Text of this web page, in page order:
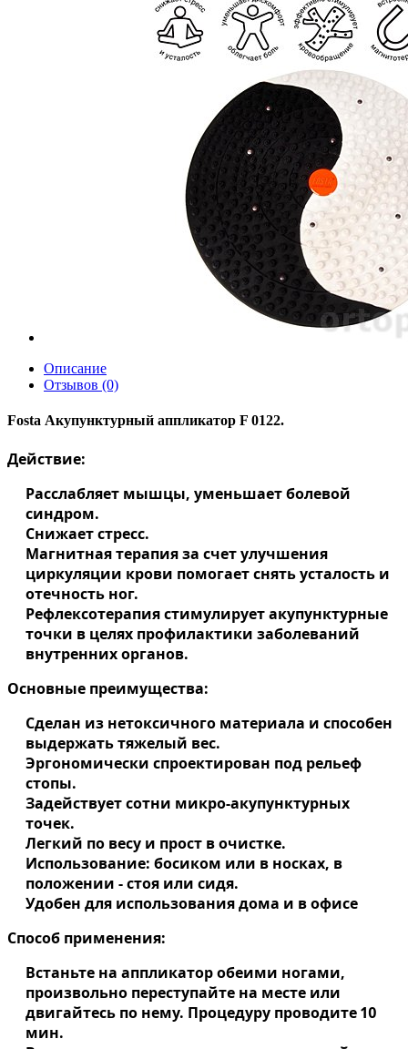
Описание
Отзывов (0)
Fosta Акупунктурный аппликатор F 0122.
Действие:
Расслабляет мышцы, уменьшает болевой
синдром.
Снижает стресс.
Магнитная терапия за счет улучшения
циркуляции крови помогает снять усталость и
отечность ног.
Рефлексотерапия стимулирует акупунктурные
точки в целях профилактики заболеваний
внутренних органов.
Основные преимущества:
Сделан из нетоксичного материала и способен
выдержать тяжелый вес.
Эргономически спроектирован под рельеф
стопы.
Задействует сотни микро-акупунктурных
точек.
Легкий по весу и прост в очистке.
Использование: босиком или в носках, в
положении - стоя или сидя.
Удобен для использования дома и в офисе
Способ применения:
Встаньте на аппликатор обеими ногами,
произвольно переступайте на месте или
двигайтесь по нему. Процедуру проводите 10
мин.